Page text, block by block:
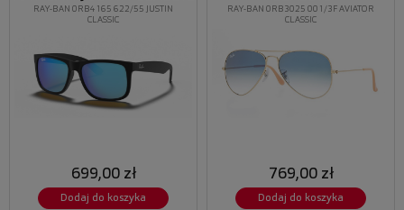
RAY-BAN 0RB4165 622/55 JUSTIN
CLASSIC
699,00 zł
Dodaj do koszyka
RAY-BAN 0RB3025 001/3F AVIATOR
CLASSIC
769,00 zł
Dodaj do koszyka